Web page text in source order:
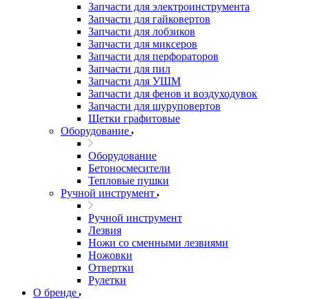
Запчасти для электроинструмента
Запчасти для гайковертов
Запчасти для лобзиков
Запчасти для миксеров
Запчасти для перфораторов
Запчасти для пил
Запчасти для УШМ
Запчасти для фенов и воздуходувок
Запчасти для шуруповертов
Щетки графитовые
Оборудование
Оборудование
Бетоносмесители
Тепловые пушки
Ручной инструмент
Ручной инструмент
Лезвия
Ножи со сменными лезвиями
Ножовки
Отвертки
Рулетки
О бренде